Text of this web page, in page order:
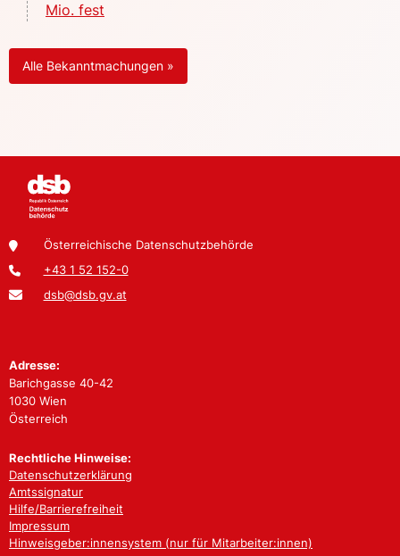
Mio. fest
Alle Bekanntmachungen »
Österreichische Datenschutzbehörde
+43 1 52 152-0
dsb@dsb.gv.at
Adresse:
Barichgasse 40-42
1030 Wien
Österreich
Rechtliche Hinweise:
Datenschutzerklärung
Amtssignatur
Hilfe/Barrierefreiheit
Impressum
Hinweisgeber:innensystem (nur für Mitarbeiter:innen)